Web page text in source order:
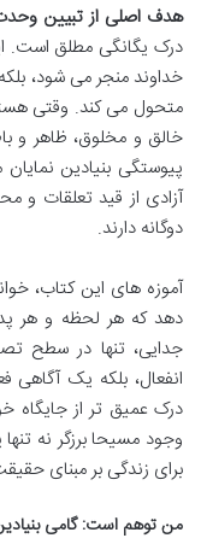
هدف اصلی از تبیین
درک یگانگی مطلق است.
خداوند منجر می شود،
متحول می کند. وقتی
خالق و مخلوق، ظاهر و
پیوستگی بنیادین
آزادی از قید تعلقات
دوگانه دارند.
آموزه های این کتاب،
دهد که هر لحظه و هر
جدایی، تنها در سطح
انفعال، بلکه یک
درک عمیق تر از
وجود مسیحا برزگر نه
برای زندگی بر مبنای
من توهم است: گامی